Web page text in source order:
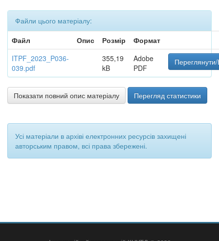
Файли цього матеріалу:
Файл
Опис Розмір
Формат
ITPF_2023_P036-
039.pdf
355,19
kB
Adobe
PDF
Переглянути/
Показати повний опис матеріалу Перегляд статистики
Усі матеріали в архіві електронних ресурсів захищені
авторським правом, всі права збережені.